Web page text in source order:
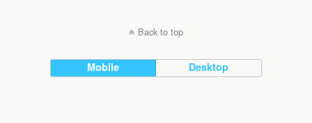
Back to top
Mobile Desktop